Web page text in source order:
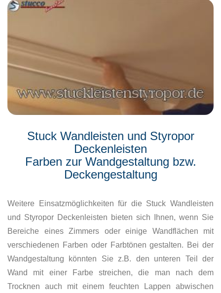
Stuck Wandleisten und Styropor
Deckenleisten
Farben zur Wandgestaltung bzw.
Deckengestaltung
Weitere Einsatzmöglichkeiten für die Stuck Wandleisten
und Styropor Deckenleisten bieten sich Ihnen, wenn Sie
Bereiche eines Zimmers oder einige Wandflächen mit
verschiedenen Farben oder Farbtönen gestalten. Bei der
Wandgestaltung könnten Sie z.B. den unteren Teil der
Wand mit einer Farbe streichen, die man nach dem
Trocknen auch mit einem feuchten Lappen abwischen